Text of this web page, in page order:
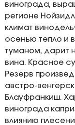
винограда,
регионе
климат
осенью тепло и
туманом, дарит
вина. Красное
Резерв
австро-
Блауфранкиш.
винограда
влиянию